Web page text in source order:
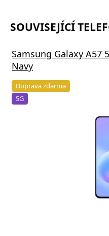
SOUVISEJÍCÍ
Samsung Galaxy A57
Navy
Doprava zdarma
5G